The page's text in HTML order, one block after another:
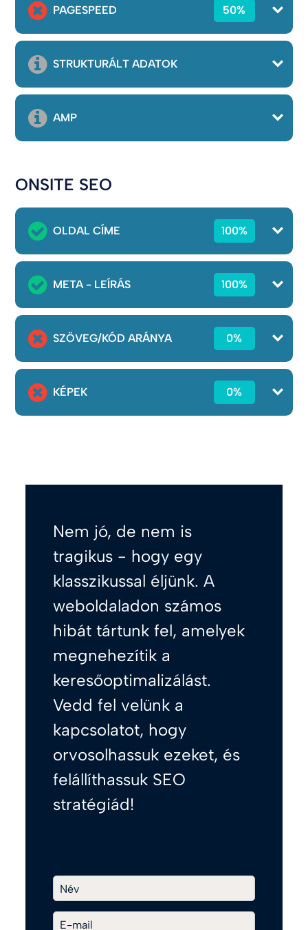
PAGESPEED 50%
STRUKTURÁLT ADATOK
AMP
ONSITE SEO
OLDAL CÍME 100%
META - LEÍRÁS 100%
SZÖVEG/KÓD ARÁNYA 0%
KÉPEK 0%
Nem jó, de nem is
tragikus - hogy egy
klasszikussal éljünk. A
weboldaladon számos
hibát tártunk fel, amelyek
megnehezítik a
keresőoptimalizálást.
Vedd fel velünk a
kapcsolatot, hogy
orvosolhassuk ezeket, és
felállíthassuk SEO
stratégiád!
Név
E-mail